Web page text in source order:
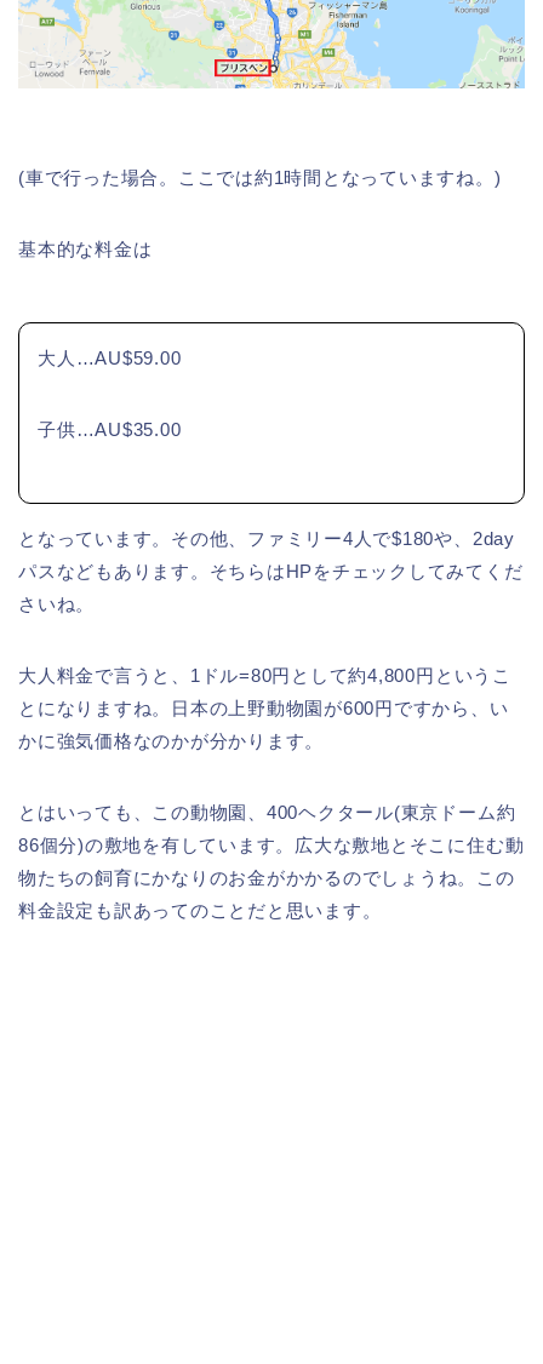
(車で行った場合。ここでは約1時間となっていますね。)
基本的な料金は
大人…AU$59.00
子供…AU$35.00
となっています。その他、ファミリー4人で$180や、2day
パスなどもあります。そちらはHPをチェックしてみてくだ
さいね。
大人料金で言うと、1ドル=80円として約4,800円というこ
とになりますね。日本の上野動物園が600円ですから、い
かに強気価格なのかが分かります。
とはいっても、この動物園、400ヘクタール(東京ドーム約
86個分)の敷地を有しています。広大な敷地とそこに住む動
物たちの飼育にかなりのお金がかかるのでしょうね。この
料金設定も訳あってのことだと思います。